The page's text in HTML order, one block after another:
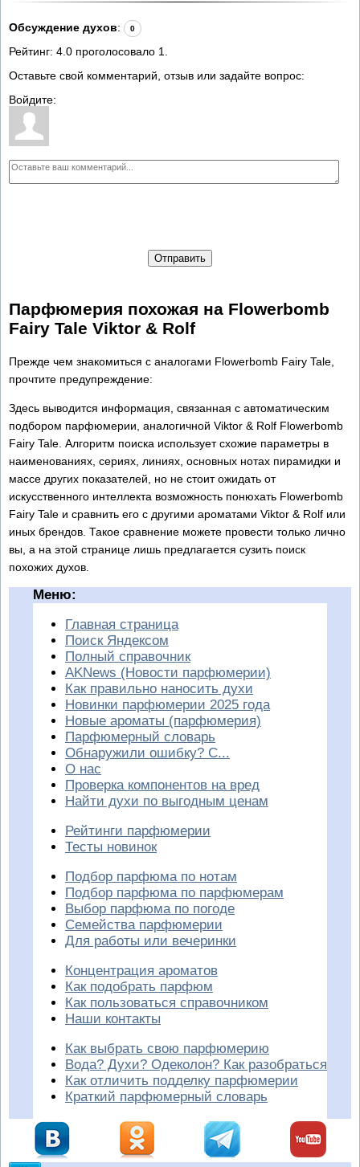
Обсуждение духов: 0
Рейтинг: 4.0 проголосовало 1
Оставьте свой комментарий, отзыв или задайте вопрос:
Войдите:
Отправить
Парфюмерия похожая на Flowerbomb
Fairy Tale Viktor & Rolf
Прежде чем знакомиться с аналогами Flowerbomb Fairy Tale,
прочтите предупреждение:
Здесь выводится информация, связанная с автоматическим
подбором парфюмерии, аналогичной Viktor & Rolf Flowerbomb
Fairy Tale. Алгоритм поиска использует схожие параметры в
наименованиях, сериях, линиях, основных нотах пирамидки и
массе других показателей, но не стоит ожидать от
искусственного интеллекта возможность понюхать Flowerbomb
Fairy Tale и сравнить его с другими ароматами Viktor & Rolf или
иных брендов. Такое сравнение можете провести только лично
вы, а на этой странице лишь предлагается сузить поиск
похожих духов.
Меню:
Главная страница
Поиск Яндексом
Полный справочник
AKNews (Новости парфюмерии)
Как правильно наносить духи
Новинки парфюмерии 2025 года
Новые ароматы (парфюмерия)
Парфюмерный словарь
Обнаружили ошибку? С...
О нас
Проверка компонентов на вред
Найти духи по выгодным ценам
Рейтинги парфюмерии
Тесты новинок
Подбор парфюма по нотам
Подбор парфюма по парфюмерам
Выбор парфюма по погоде
Семейства парфюмерии
Для работы или вечеринки
Концентрация ароматов
Как подобрать парфюм
Как пользоваться справочником
Наши контакты
Как выбрать свою парфюмерию
Вода? Духи? Одеколон? Как разобраться
Как отличить подделку парфюмерии
Краткий парфюмерный словарь